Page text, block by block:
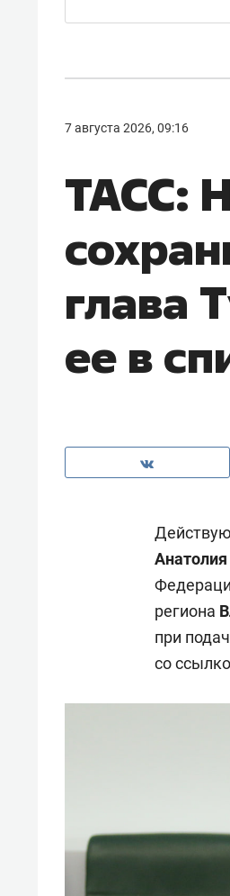
7 августа 2026, 09:16
ТАСС:
глава
ее в
региона
при
со